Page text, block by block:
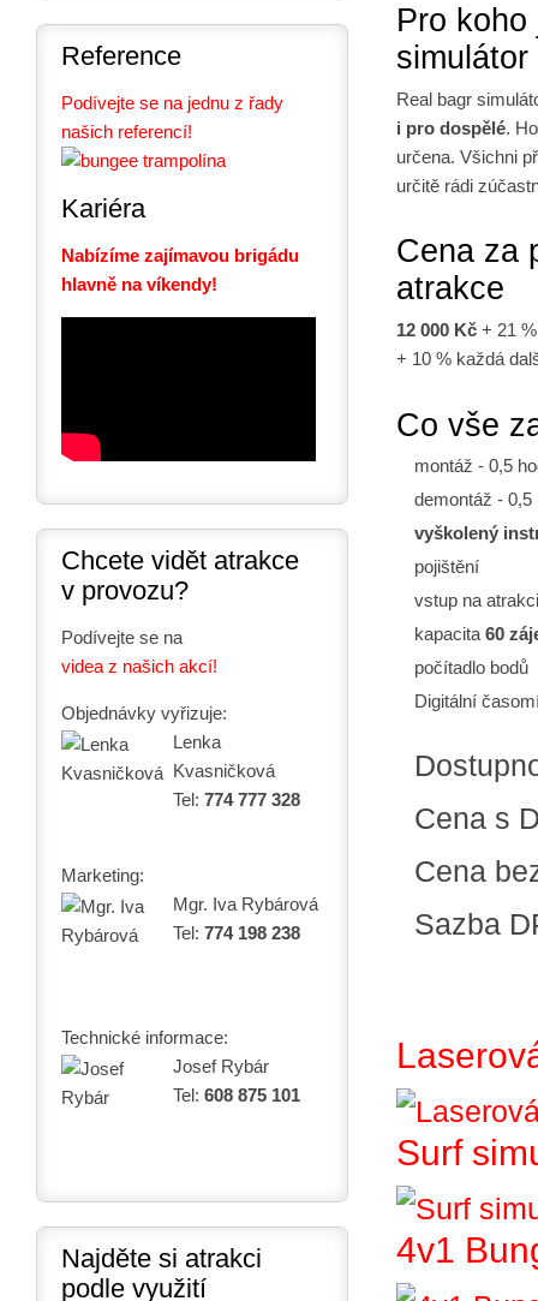
Pro
Real bagr
i pro dospělé.
určena. Všichni
určitě rádi
Cena za
atrakce
12 000 Kč + 21
+ 10 % každá
Co vše
montáž - 0,5
demontáž - 0,5
vyškolený
pojištění
vstup na
kapacita 60
počítadlo bodů
Digitální
Cena s
Cena
Sazba
Surf
4v1
Reference
Podívejte se na jednu z řady
našich referencí!
Kariéra
Nabízíme zajímavou brigádu
hlavně na víkendy!
Chcete vidět atrakce
v provozu?
Podívejte se na
videa z našich akcí!
Objednávky vyřizuje:
Lenka
Kvasničková
Tel: 774 777 328
Marketing:
Mgr. Iva Rybárová
Tel: 774 198 238
Technické informace:
Josef Rybár
Tel: 608 875 101
Najděte si atrakci
podle využití